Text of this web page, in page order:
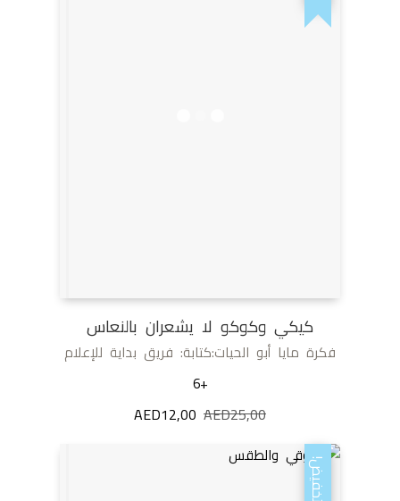
كيكي وكوكو لا يشعران بالنعاس
فكرة مايا أبو الحيات:كتابة: فريق بداية للإعلام
+6
AED25,00
السعرAED12,00
السعر
تخفيض!